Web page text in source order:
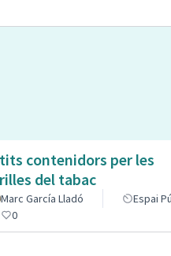
contenidors per les
del tabac
Marc García Lladó Espai
0